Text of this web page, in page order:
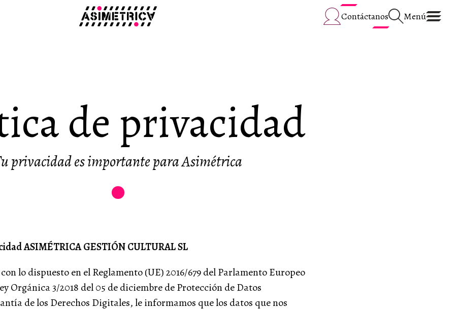
Contáctanos Menú
de privacidad
privacidad es importante para Asimétrica
ASIMÉTRICA GESTIÓN CULTURAL SL
lo dispuesto en el Reglamento (UE) 2016/679 del Parlamento Europeo
Orgánica 3/2018 del 05 de diciembre de Protección de Datos
de los Derechos Digitales, le informamos que los datos que nos